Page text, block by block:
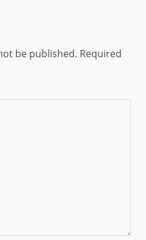
be published. Required